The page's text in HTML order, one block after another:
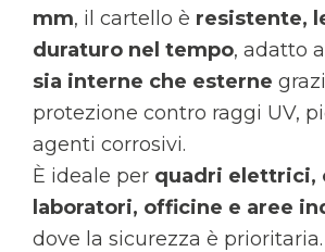
mm, il cartello è resistente,
duraturo nel tempo, adatto
sia interne che esterne
protezione contro raggi UV,
agenti corrosivi.
È ideale per quadri elettrici,
laboratori, officine e aree
dove la sicurezza è prioritaria.